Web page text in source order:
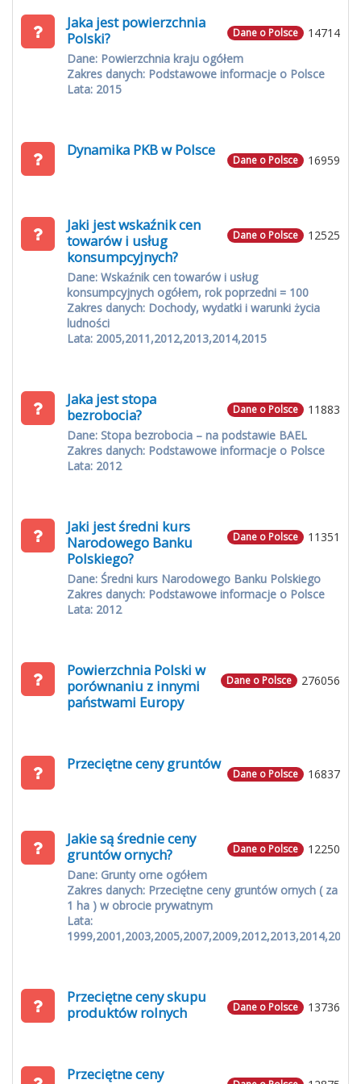
14714
Dane o Polsce
Jaka jest powierzchnia
Polski?
Dane: Powierzchnia kraju ogółem
Zakres danych: Podstawowe informacje o Polsce
Lata: 2015
16959
Dane o Polsce
Dynamika PKB w Polsce
12525
Dane o Polsce
Jaki jest wskaźnik cen
towarów i usług
konsumpcyjnych?
Dane: Wskaźnik cen towarów i usług
konsumpcyjnych ogółem, rok poprzedni = 100
Zakres danych: Dochody, wydatki i warunki życia
ludności
Lata: 2005,2011,2012,2013,2014,2015
11883
Dane o Polsce
Jaka jest stopa
bezrobocia?
Dane: Stopa bezrobocia – na podstawie BAEL
Zakres danych: Podstawowe informacje o Polsce
Lata: 2012
11351
Dane o Polsce
Jaki jest średni kurs
Narodowego Banku
Polskiego?
Dane: Średni kurs Narodowego Banku Polskiego
Zakres danych: Podstawowe informacje o Polsce
Lata: 2012
276056
Dane o Polsce
Powierzchnia Polski w
porównaniu z innymi
państwami Europy
16837
Dane o Polsce
Przeciętne ceny gruntów
12250
Dane o Polsce
Jakie są średnie ceny
gruntów ornych?
Dane: Grunty orne ogółem
Zakres danych: Przeciętne ceny gruntów ornych ( za
1 ha ) w obrocie prywatnym
Lata:
1999,2001,2003,2005,2007,2009,2012,2013,2014,2015
13736
Dane o Polsce
Przeciętne ceny skupu
produktów rolnych
Przeciętne ceny